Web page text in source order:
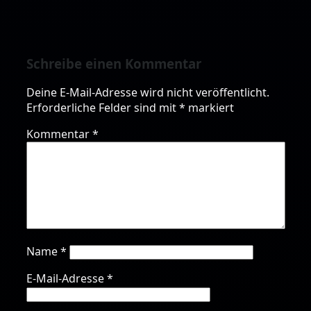
Schreibe einen Kommentar
Deine E-Mail-Adresse wird nicht veröffentlicht.
Erforderliche Felder sind mit* markiert
Kommentar*
Name*
E-Mail-Adresse*